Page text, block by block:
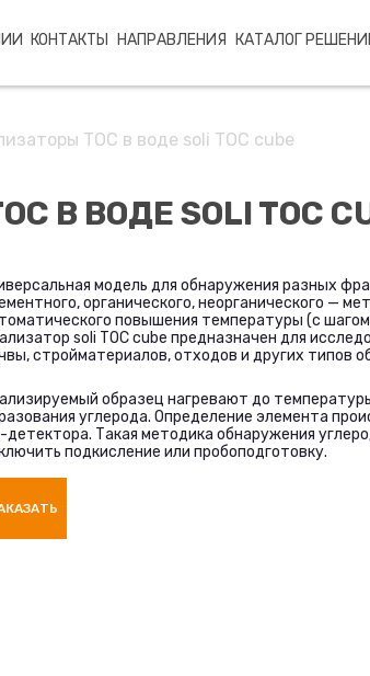
КОНТАКТЫ НАПРАВЛЕНИЯ КАТАЛОГ
ТОС в воде soli TOC cube
В ВОДЕ SOLI TOC
модель для обнаружения разных
органического, неорганического —
повышения температуры (с
soli TOC cube предназначен для
стройматериалов, отходов и других типов
образец нагревают до
углерода. Определение элемента
детектора. Такая методика обнаружения
подкисление или пробоподготовку.